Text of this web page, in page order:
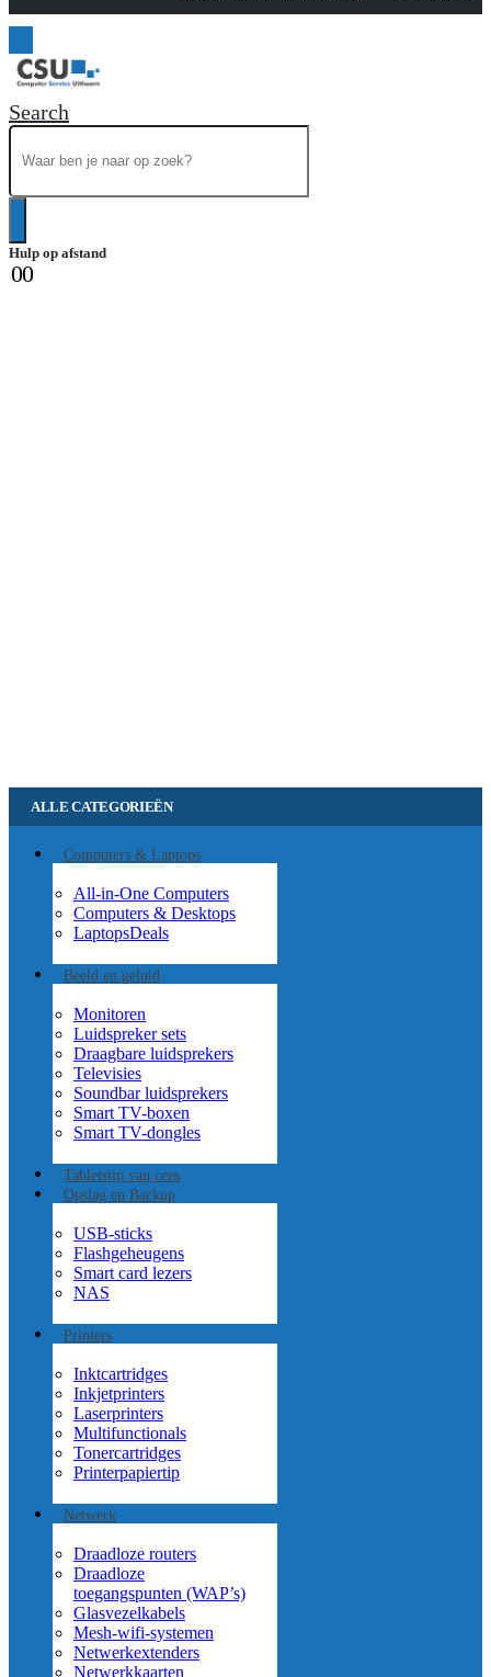
Search
Hulp op afstand
00
ALLE CATEGORIEËN
Computers & Laptops
All-in-One Computers
Computers & Desktops
LaptopsDeals
Beeld en geluid
Monitoren
Luidspreker sets
Draagbare luidsprekers
Televisies
Soundbar luidsprekers
Smart TV-boxen
Smart TV-dongles
Tabletstip van cees
Opslag en Backup
USB-sticks
Flashgeheugens
Smart card lezers
NAS
Printers
Inktcartridges
Inkjetprinters
Laserprinters
Multifunctionals
Tonercartridges
Printerpapiertip
Netwerk
Draadloze routers
Draadloze
toegangspunten (WAP’s)
Glasvezelkabels
Mesh-wifi-systemen
Netwerkextenders
Netwerkkaarten